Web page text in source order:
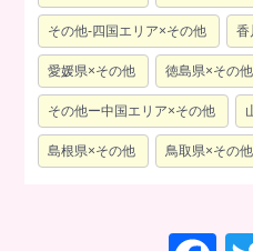
その他-四国エリア×その他 香
愛媛県×その他 徳島県×その他
その他ー中国エリア×その他
島根県×その他 鳥取県×その他